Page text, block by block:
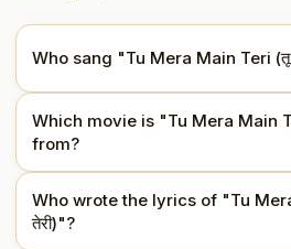
Who sang "Tu Mera Main Teri (तू
"Tu Mera Main Teri (तू मेरा में
Bhosle, Mohammed Rafi.
Which movie is "Tu Mera Main
from?
This song is from the movie
Who wrote the lyrics of "Tu
तेरी)"?